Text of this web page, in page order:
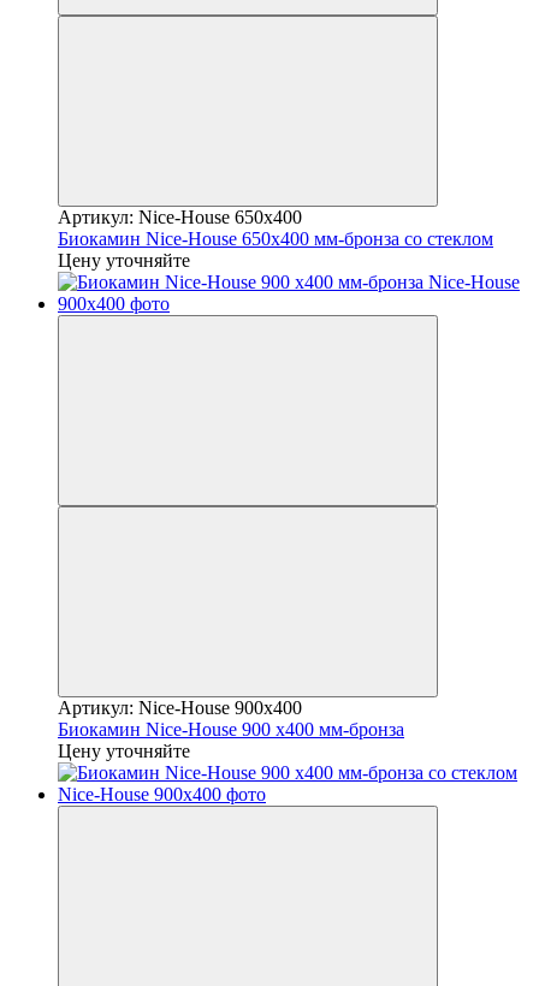
Артикул: Nice-House 650x400
Биокамин Nice-House 650x400 мм-бронза со стеклом
Цену уточняйте
Артикул: Nice-House 900x400
Биокамин Nice-House 900 x400 мм-бронза
Цену уточняйте